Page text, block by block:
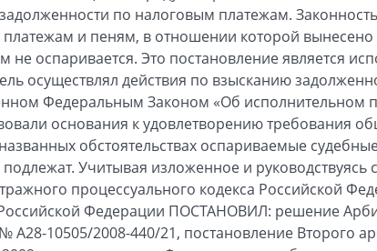
по налоговым платежам.
и пеням, в отношении которой вынесено
не оспаривается. Это постановление является
осуществлял действия по взысканию
Федеральным Законом «Об исполнительном
основания к удовлетворению требования
обстоятельствах оспариваемые
Учитывая изложенное и руководствуясь
процессуального кодекса Российской
Федерации ПОСТАНОВИЛ: решение
А28-10505/2008-440/21, постановление Второго